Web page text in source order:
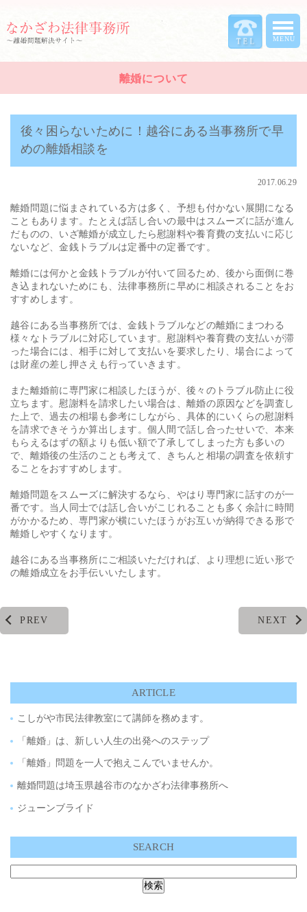
離婚について
後々困らないために！越谷にある当事務所で早
めの離婚相談を
2017.06.29
離婚問題に悩まされている方は多く、予想も付かない展開になる
こともあります。たとえば話し合いの最中はスムーズに話が進ん
だものの、いざ離婚が成立したら慰謝料や養育費の支払いに応じ
ないなど、金銭トラブルは定番中の定番です。
離婚には何かと金銭トラブルが付いて回るため、後から面倒に巻
き込まれないためにも、法律事務所に早めに相談されることをお
すすめします。
越谷にある当事務所では、金銭トラブルなどの離婚にまつわる
様々なトラブルに対応しています。慰謝料や養育費の支払いが滞
った場合には、相手に対して支払いを要求したり、場合によって
は財産の差し押さえも行っていきます。
また離婚前に専門家に相談したほうが、後々のトラブル防止に役
立ちます。慰謝料を請求したい場合は、離婚の原因などを調査し
た上で、過去の相場も参考にしながら、具体的にいくらの慰謝料
を請求できそうか算出します。個人間で話し合ったせいで、本来
もらえるはずの額よりも低い額で了承してしまった方も多いの
で、離婚後の生活のことも考えて、きちんと相場の調査を依頼す
ることをおすすめします。
離婚問題をスムーズに解決するなら、やはり専門家に話すのが一
番です。当人同士では話し合いがこじれることも多く余計に時間
がかかるため、専門家が横にいたほうがお互いが納得できる形で
離婚しやすくなります。
越谷にある当事務所にご相談いただければ、より理想に近い形で
の離婚成立をお手伝いいたします。
PREV NEXT
ARTICLE
こしがや市民法律教室にて講師を務めます。
「離婚」は、新しい人生の出発へのステップ
「離婚」問題を一人で抱えこんでいませんか。
離婚問題は埼玉県越谷市のなかざわ法律事務所へ
ジューンブライド
SEARCH